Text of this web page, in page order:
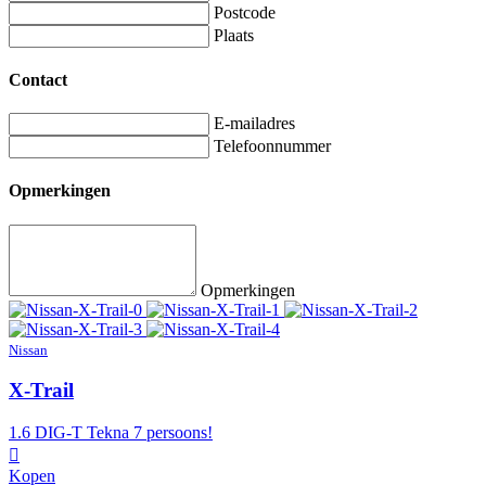
Postcode
Plaats
Contact
E-mailadres
Telefoonnummer
Opmerkingen
Opmerkingen
Nissan
X-Trail
1.6 DIG-T Tekna 7 persoons!
Kopen